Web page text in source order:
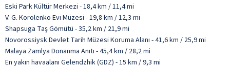
Eski Park Kültür Merkezi - 18,4 km / 11,4 mi
V. G. Korolenko Evi Müzesi - 19,8 km / 12,3 mi
Shapsuga Taş Gömütü - 35,2 km / 21,9 mi
Novorossiysk Devlet Tarih Müzesi Koruma Alanı - 41,6 km / 25,9 mi
Malaya Zamlya Donanma Anıtı - 45,4 km / 28,2 mi
En yakın havaalanı Gelendzhik (GDZ) - 15 km / 9,3 mi